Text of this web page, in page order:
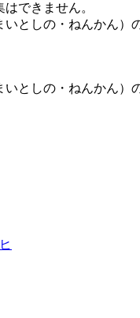
できません。
いとしの・ねんかん）
いとしの・ねんかん）